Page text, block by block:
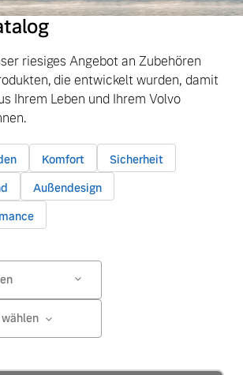
riesiges Angebot an Zubehören
die entwickelt wurden, damit
Ihrem Leben und Ihrem Volvo
Komfort
Sicherheit
Außendesign
Baujahr wählen